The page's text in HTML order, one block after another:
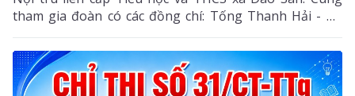
tham gia đoàn có các đồng chí: Tống Thanh Hải - Uỷ
viên Ban Thường vụ Tỉnh ủy, Phó Chủ tịch Thường
trực UBND tỉnh; Lê Đức Dục - Ủy viên Ban Thường vụ,
Trưởng Ban Tuyên giáo và Dân vận Tỉnh ủy; lãnh đạo
một số sở, ngành liên quan và xã Dào San.